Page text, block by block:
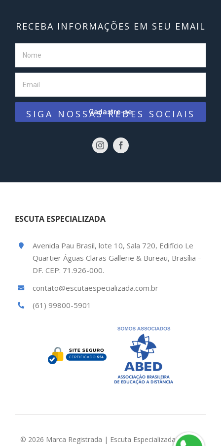
RECEBA INFORMAÇÕES EM SEU EMAIL
Cadastre-se
SIGA NOSSAS REDES SOCIAIS
ESCUTA ESPECIALIZADA
Avenida Pau Brasil, lote 10, Sala 720, Edifício Le
Quartier Águas Claras Gallerie & Bureau, Brasília –
DF. CEP: 71.926-000.
contato@escutaespecializada.com.br
(61) 99800-5901
© 2026 Marca Registrada | Escuta Especializada Brasil |